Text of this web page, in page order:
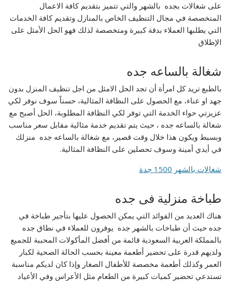
على شغالات بجده بالشهر والتي تتميز بتقديم كافة الاعمال
المتخصصة في مجال التنظيف الخاص بالمنازل وتقديم كافة الخدمات
التي يطلبها العملاء بدقة كبيرة ومتخصصة لذلك فهو الحل الأمثل على
الإطلاق
شغالة بالساعه جده
بالطبع تريد كل امرأة أن تجد الحل الامثل من اجل تنظيف المنزل بدون
جهد او عناء، مع الحصول على النظافة المثالية، حسناً سوف نوفر لكي
عزيزتي حواء الخدمة التي توفر لكي النظافة المطلوبة، الحل أصبح مع
شغالة بالساعه جده ، حيث يتم تقديم خدمة مثالية مقابل سعر مناسب
وبسيط ويكون هذا خلال وقت قصير، مع شغالة بالساعه جده منزلك
في أيدي أمينة وسوف تحصلين على النظافة المثالية.
شغالات بالشهر 1500 جدة
طباخة منزلية فى جده
هناك العديد من الفوائد التي يمكن الحصول عليها بتأجير طباخة في
جده حيث أن طباخات بالشهر جده يوفرون للعملاء في نطاق جده
بالمملكة العربية السعودية قائمة من أفضل المأكولات المحببة للجميع
ولديهم قدرة على تحضير أطعمة معينة بحسب الحالة الصحية لكبار
العمر وكذلك أطعمة مخصصة للأطفال الصغار وإذا كان لديكم مناسبة
تستدعي تحضير كميات كبيرة من الطعام مثل الأعراس وفي الأعياد